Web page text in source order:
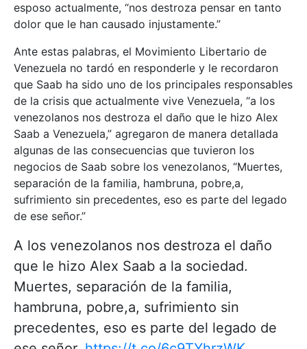
esposo actualmente, “nos destroza pensar en tanto
dolor que le han causado injustamente.”
Ante estas palabras, el Movimiento Libertario de
Venezuela no tardó en responderle y le recordaron
que Saab ha sido uno de los principales responsables
de la crisis que actualmente vive Venezuela, “a los
venezolanos nos destroza el daño que le hizo Alex
Saab a Venezuela,” agregaron de manera detallada
algunas de las consecuencias que tuvieron los
negocios de Saab sobre los venezolanos, “Muertes,
separación de la familia, hambruna, pobre,a,
sufrimiento sin precedentes, eso es parte del legado
de ese señor.”
A los venezolanos nos destroza el daño
que le hizo Alex Saab a la sociedad.
Muertes, separación de la familia,
hambruna, pobre,a, sufrimiento sin
precedentes, eso es parte del legado de